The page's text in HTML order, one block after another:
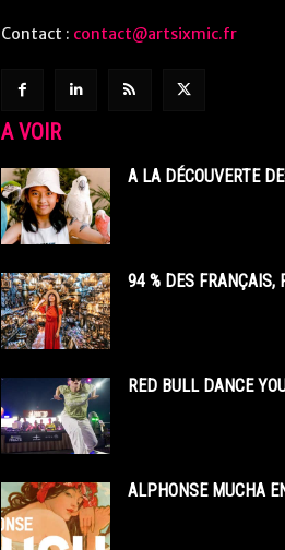
Contact : contact@artsixmic.fr
A VOIR
A LA DÉCOUVERTE
94 % DES FRANÇAIS,
RED BULL DANCE
ALPHONSE MUCHA